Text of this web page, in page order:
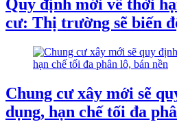
Quy định mới về thời
cư: Thị trường sẽ biến
Chung cư xây mới sẽ
dụng, hạn chế tối đa